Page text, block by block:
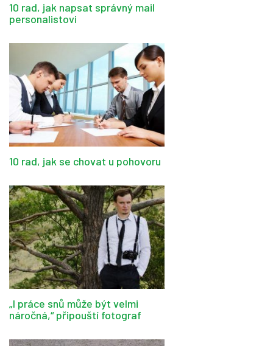
10 rad, jak napsat správný mail
personalistovi
10 rad, jak se chovat u pohovoru
„I práce snů může být velmi
náročná,“ připouští fotograf